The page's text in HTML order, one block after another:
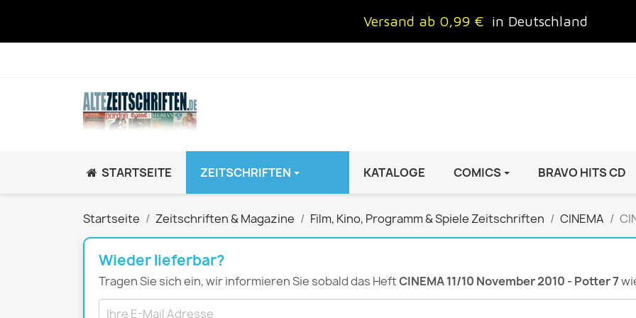
Versand ab 0,99 € in Deutschland
STARTSEITE ZEITSCHRIFTEN
JUGEND / KIND
BRAVO GiRL!
BRAVO Zeitschrift
hey!
FRAUEN
Brigitte
freundin
InStyle
AUTO & MOTOR
ADAC Motorwelt
Autoprospekte &
Broschüren
KATALOGE COMICS BRAVO HITS CD
Startseite Zeitschriften & Magazine Film, Kino, Programm & Spiele Zeitschriften CINEMA
Wieder lieferbar?
Tragen Sie sich ein, wir informieren Sie sobald das HeftCINEMA 11/10 November 2010 - Potter 7